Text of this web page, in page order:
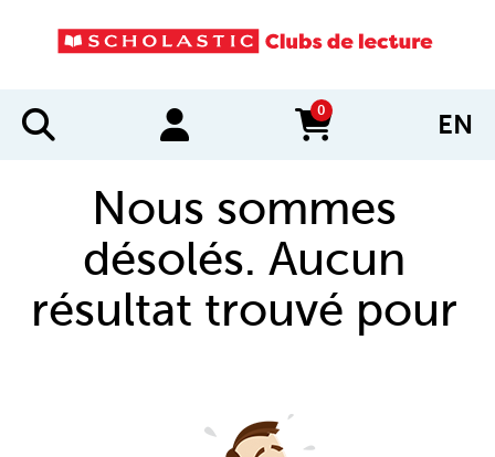
0
items in cart EN
Nous sommes
désolés. Aucun
résultat trouvé pour